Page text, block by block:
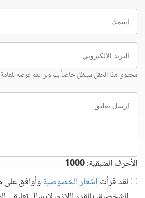
إسمك
البريد
الإلكتروني
محتوى هذا الحقل سيظل خاصاً بك ولن يتم عرضه للعامة
إرسل
تعليق
الأحرف المتبقية:1000
لقد قرأت إشعار الخصوصيةوأوافق على